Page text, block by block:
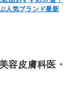
人気ブランド最新
容皮膚科医・